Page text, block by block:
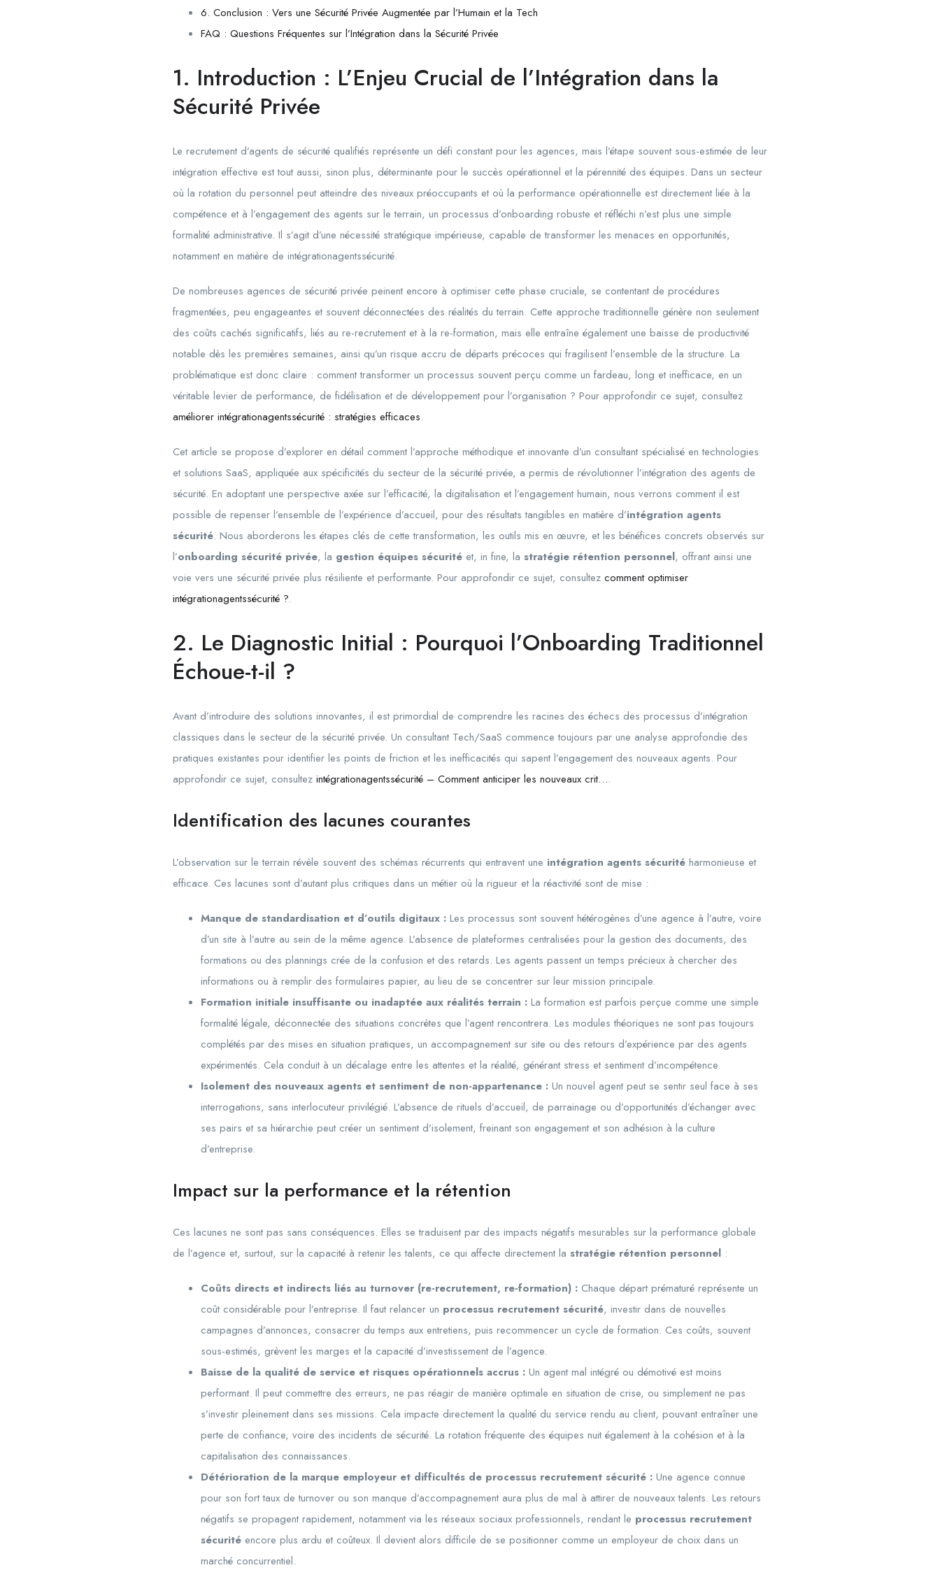
6. Conclusion : Vers une Sécurité Privée Augmentée par l’Humain et la Tech
FAQ : Questions Fréquentes sur l’Intégration dans la Sécurité Privée
1. Introduction : L’Enjeu Crucial de l’Intégration dans la
Sécurité Privée
Le recrutement d’agents de sécurité qualifiés représente un défi constant pour les agences, mais l’étape souvent sous-estimée de leur
intégration effective est tout aussi, sinon plus, déterminante pour le succès opérationnel et la pérennité des équipes. Dans un secteur
où la rotation du personnel peut atteindre des niveaux préoccupants et où la performance opérationnelle est directement liée à la
compétence et à l’engagement des agents sur le terrain, un processus d’onboarding robuste et réfléchi n’est plus une simple
formalité administrative. Il s’agit d’une nécessité stratégique impérieuse, capable de transformer les menaces en opportunités,
notamment en matière de intégrationagentssécurité.
De nombreuses agences de sécurité privée peinent encore à optimiser cette phase cruciale, se contentant de procédures
fragmentées, peu engageantes et souvent déconnectées des réalités du terrain. Cette approche traditionnelle génère non seulement
des coûts cachés significatifs, liés au re-recrutement et à la re-formation, mais elle entraîne également une baisse de productivité
notable dès les premières semaines, ainsi qu’un risque accru de départs précoces qui fragilisent l’ensemble de la structure. La
problématique est donc claire : comment transformer un processus souvent perçu comme un fardeau, long et inefficace, en un
véritable levier de performance, de fidélisation et de développement pour l’organisation ? Pour approfondir ce sujet, consultez
améliorer intégrationagentssécurité : stratégies efficaces.
Cet article se propose d’explorer en détail comment l’approche méthodique et innovante d’un consultant spécialisé en technologies
et solutions SaaS, appliquée aux spécificités du secteur de la sécurité privée, a permis de révolutionner l’intégration des agents de
sécurité. En adoptant une perspective axée sur l’efficacité, la digitalisation et l’engagement humain, nous verrons comment il est
possible de repenser l’ensemble de l’expérience d’accueil, pour des résultats tangibles en matière d’intégration agents
sécurité. Nous aborderons les étapes clés de cette transformation, les outils mis en œuvre, et les bénéfices concrets observés sur
l’onboarding sécurité privée, la gestion équipes sécurité et, in fine, la stratégie rétention personnel, offrant ainsi une
voie vers une sécurité privée plus résiliente et performante. Pour approfondir ce sujet, consultez comment optimiser
intégrationagentssécurité ?.
2. Le Diagnostic Initial : Pourquoi l’Onboarding Traditionnel
Échoue-t-il ?
Avant d’introduire des solutions innovantes, il est primordial de comprendre les racines des échecs des processus d’intégration
classiques dans le secteur de la sécurité privée. Un consultant Tech/SaaS commence toujours par une analyse approfondie des
pratiques existantes pour identifier les points de friction et les inefficacités qui sapent l’engagement des nouveaux agents. Pour
approfondir ce sujet, consultez intégrationagentssécurité – Comment anticiper les nouveaux crit….
Identification des lacunes courantes
L’observation sur le terrain révèle souvent des schémas récurrents qui entravent une intégration agents sécurité harmonieuse et
efficace. Ces lacunes sont d’autant plus critiques dans un métier où la rigueur et la réactivité sont de mise :
Manque de standardisation et d’outils digitaux : Les processus sont souvent hétérogènes d’une agence à l’autre, voire
d’un site à l’autre au sein de la même agence. L’absence de plateformes centralisées pour la gestion des documents, des
formations ou des plannings crée de la confusion et des retards. Les agents passent un temps précieux à chercher des
informations ou à remplir des formulaires papier, au lieu de se concentrer sur leur mission principale.
Formation initiale insuffisante ou inadaptée aux réalités terrain : La formation est parfois perçue comme une simple
formalité légale, déconnectée des situations concrètes que l’agent rencontrera. Les modules théoriques ne sont pas toujours
complétés par des mises en situation pratiques, un accompagnement sur site ou des retours d’expérience par des agents
expérimentés. Cela conduit à un décalage entre les attentes et la réalité, générant stress et sentiment d’incompétence.
Isolement des nouveaux agents et sentiment de non-appartenance : Un nouvel agent peut se sentir seul face à ses
interrogations, sans interlocuteur privilégié. L’absence de rituels d’accueil, de parrainage ou d’opportunités d’échanger avec
ses pairs et sa hiérarchie peut créer un sentiment d’isolement, freinant son engagement et son adhésion à la culture
d’entreprise.
Impact sur la performance et la rétention
Ces lacunes ne sont pas sans conséquences. Elles se traduisent par des impacts négatifs mesurables sur la performance globale
de l’agence et, surtout, sur la capacité à retenir les talents, ce qui affecte directement la stratégie rétention personnel :
Coûts directs et indirects liés au turnover (re-recrutement, re-formation) : Chaque départ prématuré représente un
coût considérable pour l’entreprise. Il faut relancer un processus recrutement sécurité, investir dans de nouvelles
campagnes d’annonces, consacrer du temps aux entretiens, puis recommencer un cycle de formation. Ces coûts, souvent
sous-estimés, grèvent les marges et la capacité d’investissement de l’agence.
Baisse de la qualité de service et risques opérationnels accrus : Un agent mal intégré ou démotivé est moins
performant. Il peut commettre des erreurs, ne pas réagir de manière optimale en situation de crise, ou simplement ne pas
s’investir pleinement dans ses missions. Cela impacte directement la qualité du service rendu au client, pouvant entraîner une
perte de confiance, voire des incidents de sécurité. La rotation fréquente des équipes nuit également à la cohésion et à la
capitalisation des connaissances.
Détérioration de la marque employeur et difficultés de processus recrutement sécurité : Une agence connue
pour son fort taux de turnover ou son manque d’accompagnement aura plus de mal à attirer de nouveaux talents. Les retours
négatifs se propagent rapidement, notamment via les réseaux sociaux professionnels, rendant le processus recrutement
sécurité encore plus ardu et coûteux. Il devient alors difficile de se positionner comme un employeur de choix dans un
marché concurrentiel.